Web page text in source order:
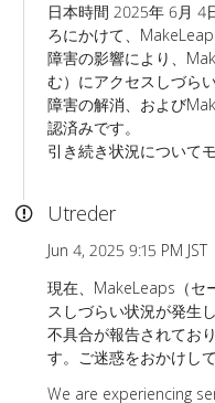
日本時間 2025年 6月 4
ろにかけて、
障害の影響により、
む）にアクセスしづら
障害の解消、および
認済みです。
引き続き状況について
Utreder
Jun 4, 2025 9:15 PM JST
現在、MakeLeaps（セ
スしづらい状況が発生
不具合が報告されてお
す。ご迷惑をおかけし
We are experiencing